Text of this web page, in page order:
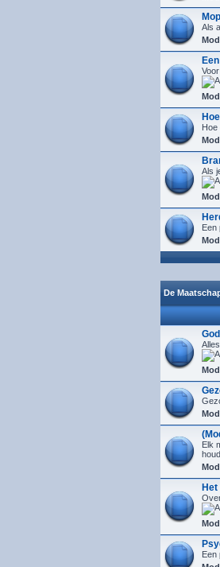
Als
Hoe
Als
Een
De
Elk
Een